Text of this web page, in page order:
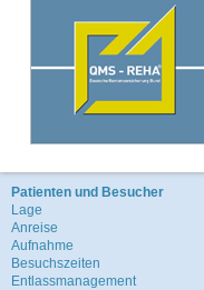
Patienten und Besucher
Lage
Anreise
Aufnahme
Besuchszeiten
Entlassmanagement